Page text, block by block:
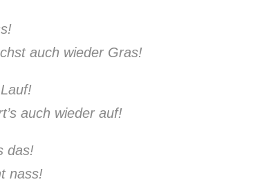
auch wieder Gras!
auch wieder auf!
das!
nass!